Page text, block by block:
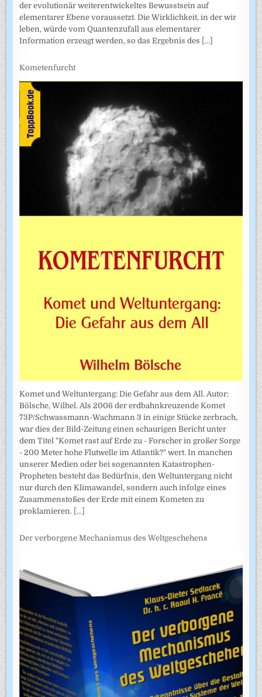
der evolutionär weiterentwickeltes Bewusstsein auf
elementarer Ebene voraussetzt. Die Wirklichkeit, in der wir
leben, würde vom Quantenzufall aus elementarer
Information erzeugt werden, so das Ergebnis des [...]
Kometenfurcht
Komet und Weltuntergang: Die Gefahr aus dem All. Autor:
Bölsche, Wilhel. Als 2006 der erdbahnkreuzende Komet
73P/Schwassmann-Wachmann 3 in einige Stücke zerbrach,
war dies der Bild-Zeitung einen schaurigen Bericht unter
dem Titel "Komet rast auf Erde zu - Forscher in großer Sorge
- 200 Meter hohe Flutwelle im Atlantik?" wert. In manchen
unserer Medien oder bei sogenannten Katastrophen-
Propheten besteht das Bedürfnis, den Weltuntergang nicht
nur durch den Klimawandel, sondern auch infolge eines
Zusammenstoßes der Erde mit einem Kometen zu
proklamieren. [...]
Der verborgene Mechanismus des Weltgeschehens